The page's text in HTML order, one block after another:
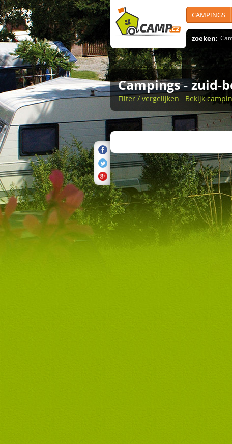
CAMPINGS
zoeken:
Campings - zuid-
Filter / vergelijken Bekijk